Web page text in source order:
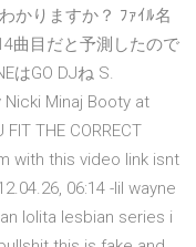
かりますか？ ﾌｧｲﾙ名
曲目だと予測したので
はGO DJね S.
Minaj Booty at
THE CORRECT
with this video link isnt
06:14 -lil wayne
lolita lesbian series i